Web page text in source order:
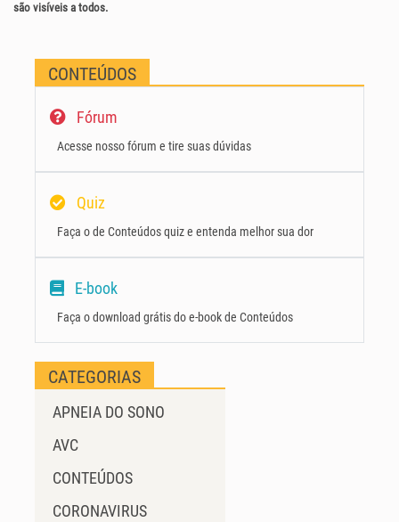
são visíveis a todos.
CONTEÚDOS
Fórum
Acesse nosso fórum e tire suas dúvidas
Quiz
Faça o de Conteúdos quiz e entenda melhor sua dor
E-book
Faça o download grátis do e-book de Conteúdos
CATEGORIAS
APNEIA DO SONO
AVC
CONTEÚDOS
CORONAVIRUS